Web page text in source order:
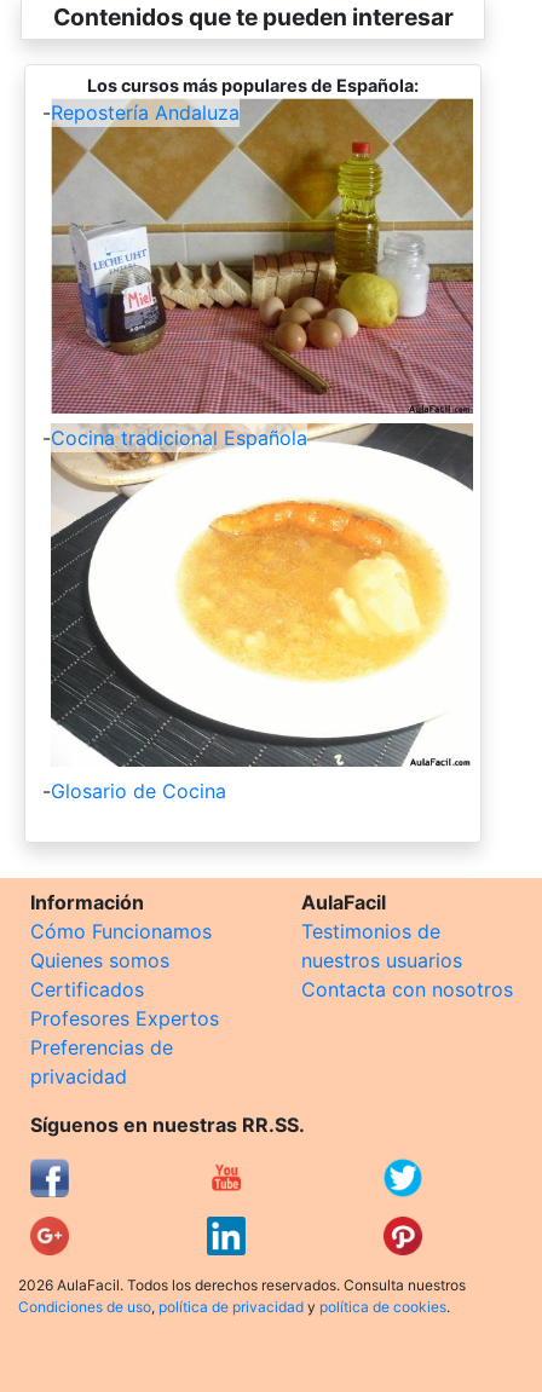
Contenidos que te pueden interesar
Los cursos más populares de Española:
-Repostería Andaluza
-Cocina tradicional Española
-Glosario de Cocina
Información
Cómo Funcionamos
Quienes somos
Certificados
Profesores Expertos
Preferencias de
privacidad
AulaFacil
Testimonios de
nuestros usuarios
Contacta con nosotros
Síguenos en nuestras RR.SS.
2026 AulaFacil. Todos los derechos reservados. Consulta nuestros
Condiciones de uso, política de privacidad y política de cookies.